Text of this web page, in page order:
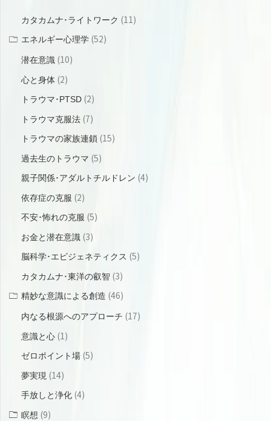
カタカムナ･ライトワーク (11)
エネルギー心理学 (52)
潜在意識 (10)
心と身体 (2)
トラウマ･PTSD (2)
トラウマ克服法 (7)
トラウマの家族連鎖 (15)
過去生のトラウマ (5)
親子関係･アダルトチルドレン (4)
依存症の克服 (2)
不安･怖れの克服 (5)
お金と潜在意識 (3)
脳科学･エピジェネティクス (5)
カタカムナ･東洋の叡智 (3)
精妙な意識による創造 (46)
内なる根源へのアプローチ (17)
意識と心 (1)
ゼロポイント場 (5)
夢実現 (14)
手放しと浄化 (4)
瞑想 (9)